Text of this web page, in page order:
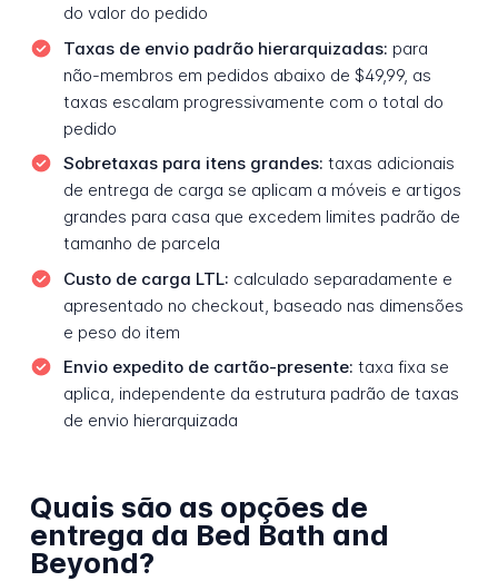
do valor do pedido
Taxas de envio padrão hierarquizadas: para
não-membros em pedidos abaixo de $49,99, as
taxas escalam progressivamente com o total do
pedido
Sobretaxas para itens grandes: taxas adicionais
de entrega de carga se aplicam a móveis e artigos
grandes para casa que excedem limites padrão de
tamanho de parcela
Custo de carga LTL: calculado separadamente e
apresentado no checkout, baseado nas dimensões
e peso do item
Envio expedito de cartão-presente: taxa fixa se
aplica, independente da estrutura padrão de taxas
de envio hierarquizada
Quais são as opções de
entrega da Bed Bath and
Beyond?